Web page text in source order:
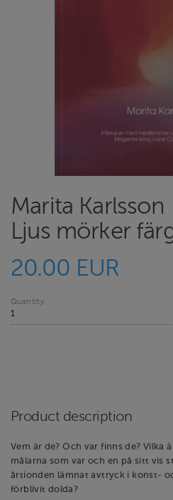
Marita
Ljus mörker
20.00 EUR
Quantity
Product description
Vem är de? Och var finns de? Vilka
målarna som var och en på sitt vis
årtionden lämnat avtryck i konst-
förblivit dolda?